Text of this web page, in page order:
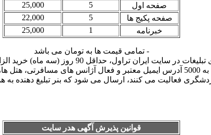
25,000
5
صفحه اول
22,000
5
صفحه پکیج ها
25,000
1 خبرنامه
- تمامی قیمت ها به تومان می باشد
در سایت ایران تراول، حداقل 90 روز (سه ماه) خرید الزامی می باشد.
- خبرنامه روزانه (غیر روزهای تعطیل) به 5000 آدرس ایمیل معتبر و فعال
فعالیت می کنند، ارسال می شود که بنر تبلیغ دهنده به
قوانین پذیرش آگهی هدر سایت